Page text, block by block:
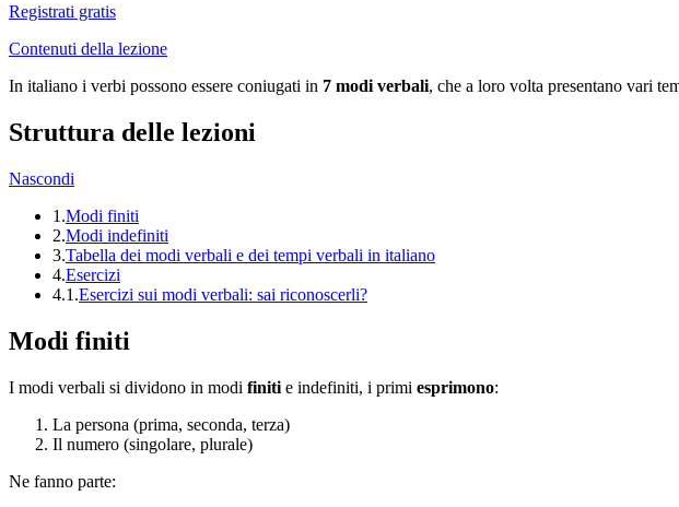
Registrati gratis
Contenuti della lezione
In italiano i verbi possono essere coniugati in 7 modi verbali, che a loro volta presentano vari
Struttura delle lezioni
Nascondi
1.Modi finiti
2.Modi indefiniti
3.Tabella dei modi verbali e dei tempi verbali in italiano
4.Esercizi
4.1.Esercizi sui modi verbali: sai riconoscerli?
Modi finiti
I modi verbali si dividono in modi finiti e indefiniti, i primi esprimono:
La persona (prima, seconda, terza)
Il numero (singolare, plurale)
Ne fanno parte: